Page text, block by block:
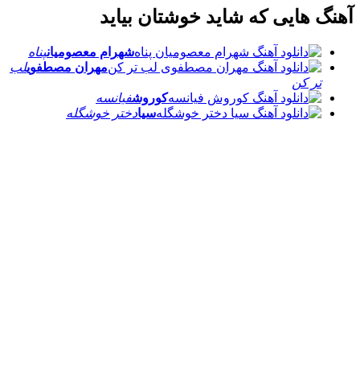
آهنگ هایی که شاید خوشتان بیاید
شهرام معصومیانپناه
مهران مصطفویلب
تر کن
کوروشفیانسه
سیادختر خوشگله